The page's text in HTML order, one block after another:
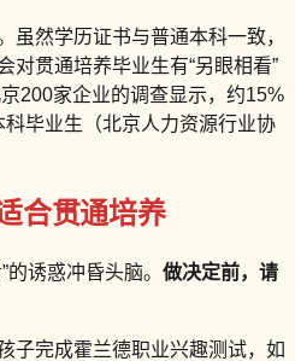
虽然学历证书与普通本科一致，
对贯通培养毕业生有“另眼相看”
200家企业的调查显示，约15%
毕业生（北京人力资源行业协
合贯通培养
诱惑冲昏头脑。 做决定前，请
子完成霍兰德职业兴趣测试，如